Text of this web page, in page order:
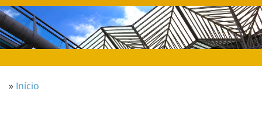
» Início